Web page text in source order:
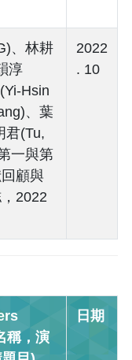
、林耕
淳
Hsin
、葉
君(Tu,
一與第
顧與
2022
2022
. 10
稱，演
日期